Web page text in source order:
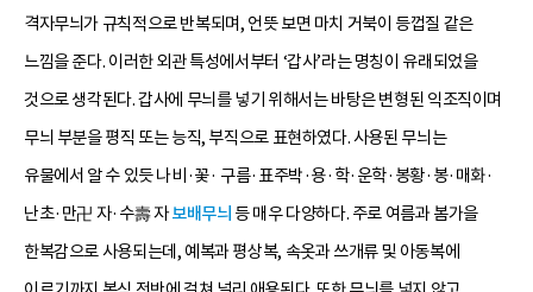
격자무늬가 규칙적으로 반복되며, 언뜻 보면 마치 거북이 등껍질 같은
느낌을 준다. 이러한 외관 특성에서부터 ‘갑사’라는 명칭이 유래되었을
것으로 생각된다. 갑사에 무늬를 넣기 위해서는 바탕은 변형된 익조직이며
무늬 부분을 평직 또는 능직, 부직으로 표현하였다. 사용된 무늬는
유물에서 알 수 있듯 나비·꽃· 구름·표주박·용·학·운학·봉황·봉·매화·
난초·만卍 자·수壽 자보배무늬 등 매우 다양하다. 주로 여름과 봄가을
한복감으로 사용되는데, 예복과 평상복, 속옷과 쓰개류 및 아동복에